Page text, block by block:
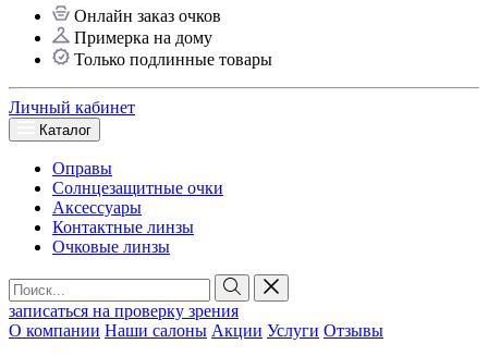
Онлайн заказ очков
Примерка на дому
Только подлинные товары
Личный кабинет
Каталог
Оправы
Солнцезащитные очки
Аксессуары
Контактные линзы
Очковые линзы
записаться на проверку зрения
О компании Наши салоны Акции Услуги Отзывы